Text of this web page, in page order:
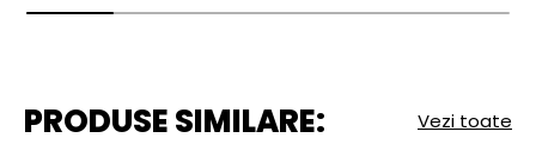
PRODUSE SIMILARE: Vezi toate